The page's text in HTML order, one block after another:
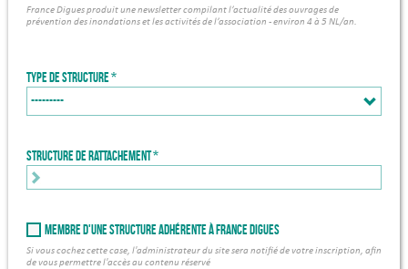
France Digues produit une newsletter compilant l’actualité des ouvrages de
prévention des inondations et les activités de l’association - environ 4 à 5 NL/an.
Type de structure
Structure de rattachement *
Membre d'une structure adhérente à France Digues
Si vous cochez cette case, l'administrateur du site sera notifié de votre inscription, afin
de vous permettre l'accès au contenu réservé